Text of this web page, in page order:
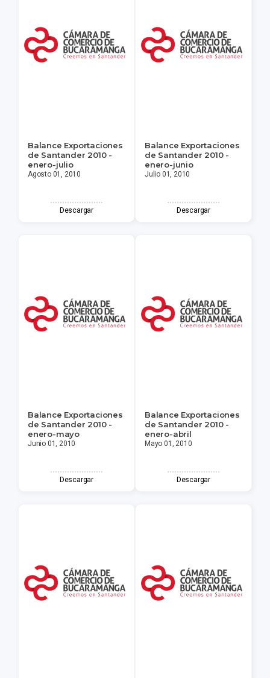
Balance Exportaciones
de Santander 2010 -
enero-julio
Agosto 01, 2010
Descargar
Balance Exportaciones
de Santander 2010 -
enero-junio
Julio 01, 2010
Descargar
Balance Exportaciones
de Santander 2010 -
enero-mayo
Junio 01, 2010
Descargar
Balance Exportaciones
de Santander 2010 -
enero-abril
Mayo 01, 2010
Descargar